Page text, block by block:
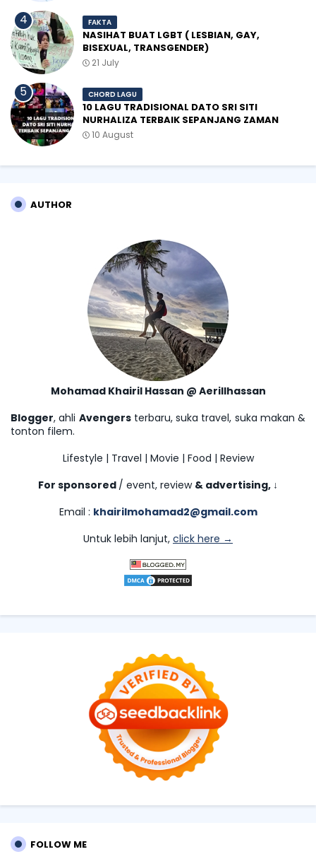
FAKTA
NASIHAT BUAT LGBT ( LESBIAN, GAY,
BISEXUAL, TRANSGENDER)
21 July
CHORD LAGU
10 LAGU TRADISIONAL DATO SRI SITI
NURHALIZA TERBAIK SEPANJANG ZAMAN
10 August
AUTHOR
Mohamad Khairil Hassan @ Aerillhassan
Blogger, ahli Avengersterbaru, suka travel, suka makan &
tonton filem.
Lifestyle | Travel | Movie | Food | Review
For sponsored / event, review & advertising, ↓
Email : khairilmohamad2@gmail.com
Untuk lebih lanjut, click here →
FOLLOW ME